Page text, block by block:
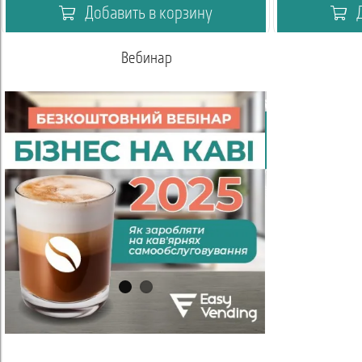
Добавить в корзину
Академия кофейный вендинг